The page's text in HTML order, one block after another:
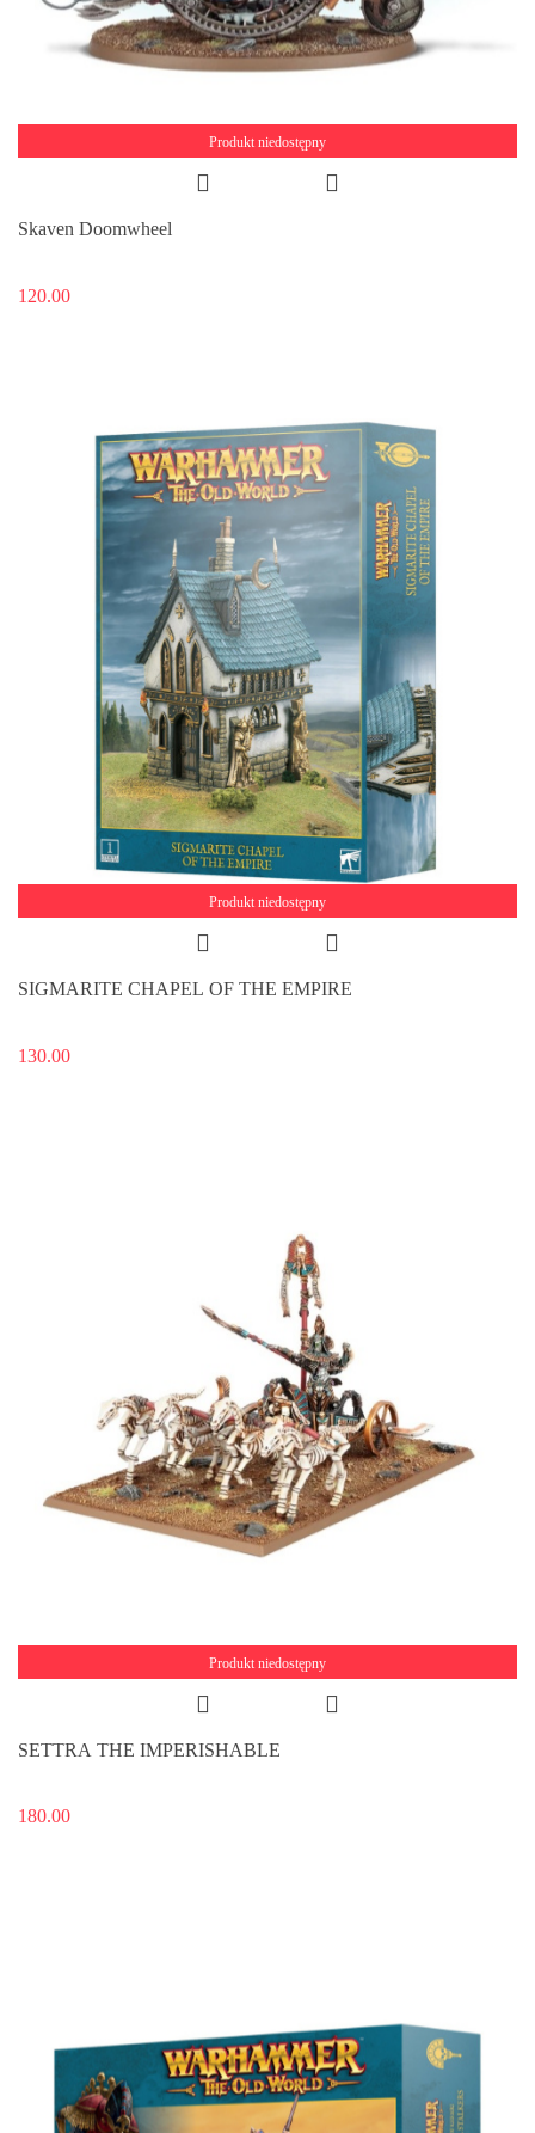
Produkt niedostępny
Skaven Doomwheel
120.00
Produkt niedostępny
SIGMARITE CHAPEL OF THE EMPIRE
130.00
Produkt niedostępny
SETTRA THE IMPERISHABLE
180.00